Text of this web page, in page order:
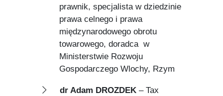
prawnik, specjalista w dziedzinie
prawa celnego i prawa
międzynarodowego obrotu
towarowego, doradca w
Ministerstwie Rozwoju
Gospodarczego Wlochy, Rzym
dr Adam DROZDEK– Tax